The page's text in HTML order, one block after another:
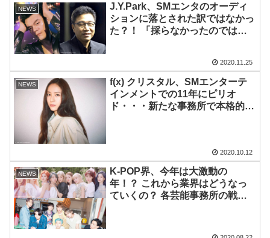
NEWS
J.Y.Park、SMエンタのオーディ
ションに落とされた訳ではなかっ
た？！ 「採らなかったのではな
2020.11.25
NEWS
f(x) クリスタル、SMエンターテ
インメントでの11年にピリオ
ド・・・新たな事務所で本格的な
2020.10.12
NEWS
K-POP界、今年は大激動の
年！？ これから業界はどうなっ
ていくの？ 各芸能事務所の戦略